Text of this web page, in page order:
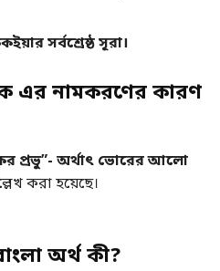
সর্বশ্রেষ্ঠ সূরা।
এর নামকরণের কারণ
প্রভু”- অর্থাৎ ভোরের আলো
করা হয়েছে।
অর্থ কী?